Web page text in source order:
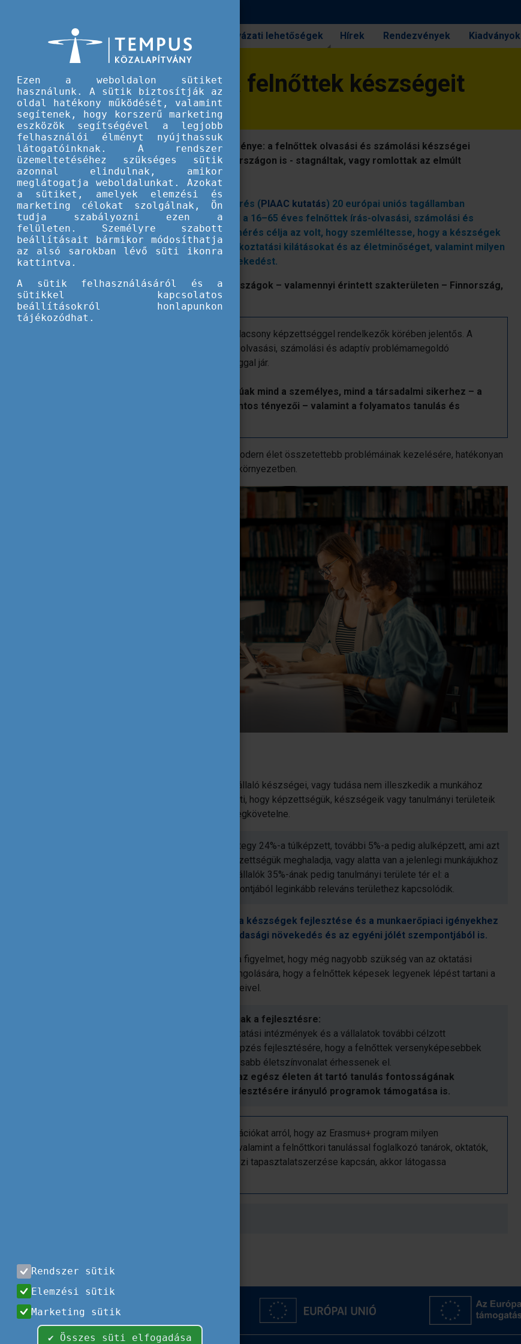
Pályázati lehetőségek Hírek Rendezvények Kiadványok
Újra felmérték a felnőttek készségeit
Újra felmérték a felnőttek készségeit
A 2023-as nemzetközi kutatás eredménye: a felnőttek olvasási és számolási készségei
számos országban - köztük Magyarországon is - stagnáltak, vagy romlottak az elmúlt
évtizedben.
Az átfogó felnőttkori készség-felmérés (PIAAC kutatás) 20 európai uniós tagállamban
(összesen 31 országban) – mérte fel a 16–65 éves felnőttek írás-olvasási, számolási és
problémamegoldó készségeit. A felmérés célja az volt, hogy szemléltesse, hogy a készségek
fejlesztése hogyan javíthatja a foglalkoztatási kilátásokat és az életminőséget, valamint milyen
módon lendítheti fel a gazdasági növekedést.
A legjobban teljesítő európai uniós országok – valamennyi érintett szakterületen – Finnország,
Hollandia és Svédország voltak.
A készségek romlása különösen az alacsony képzettséggel rendelkezők körében jelentős. A
magasabb iskolai végzettség az írás-olvasási, számolási és adaptív problémamegoldó
készségekben való nagyobb jártassággal jár.
Ezek a készségek kulcsfontosságúak mind a személyes, mind a társadalmi sikerhez – a
foglalkoztathatóság és a bérek fontos tényezői – valamint a folyamatos tanulás és
A képzett felnőttek felkészültebbek a modern élet összetettebb problémáinak kezelésére, hatékonyan
navigálnak a mai, információban gazdag környezetben.
számos munkavállaló készségei, vagy tudása nem illeszkedik a munkához
szükséges készségekhez, ami azt jelenti, hogy képzettségük, készségeik vagy tanulmányi területeik
eltérnek attól, amit jelenlegi munkájuk megkövetelne.
Magyarországon a munkavállalók mintegy 24%-a túlképzett, további 5%-a pedig alulképzett, ami azt
jelenti, hogy legmagasabb iskolai végzettségük meghaladja, vagy alatta van a jelenlegi munkájukhoz
szükséges készségeknek. A munkavállalók 35%-ának pedig tanulmányi területe tér el: a
képzettségük nem a munkájuk szempontjából leginkább releváns területhez kapcsolódik.
A felmérés rávilágít tehát arra, hogy a készségek fejlesztése és a munkaerőpiaci igényekhez
való igazítása kulcsfontosságú a gazdasági növekedés és az egyéni jólét szempontjából is.
A felmérés eredményei arra is felhívják a figyelmet, hogy még nagyobb szükség van az oktatási
rendszerek és a munkaerőpiac összehangolására, hogy a felnőttek képesek legyenek lépést tartani a
folyamatosan változó világ követelményeivel.
Az eredmények lehetőséget kínálnak a fejlesztésre:
az érintett országok kormányai, az oktatási intézmények és a vállalatok további célzott
intézkedéseket hozhatnak a felnőttképzés fejlesztésére, hogy a felnőttek versenyképesebbek
legyenek a munkaerő-piacon és magasabb életszínvonalat érhessenek el.
az egész életen át tartó tanulás fontosságának
a készségek fejlesztésére irányuló programok támogatása is.
Amennyiben szívesen olvasna információkat arról, hogy az Erasmus+ program milyen
lehetőségeket nyújt a felnőtt tanulók, valamint a felnőttkori tanulással foglalkozó tanárok, oktatók,
szakemberek, munkatársak nemzetközi tapasztalatszerzése kapcsán, akkor látogassa
Ezen a weboldalon sütiket
használunk. A sütik biztosítják az
oldal hatékony működését, valamint
segítenek, hogy korszerű marketing
eszközök segítségével a legjobb
felhasználói élményt nyújthassuk
látogatóinknak. A rendszer
üzemeltetéséhez szükséges sütik
azonnal elindulnak, amikor
meglátogatja weboldalunkat. Azokat
a sütiket, amelyek elemzési és
marketing célokat szolgálnak, Ön
tudja szabályozni ezen a
felületen. Személyre szabott
beállításait bármikor módosíthatja
az alsó sarokban lévő süti ikonra
kattintva.
A sütik felhasználásáról és a
sütikkel kapcsolatos
beállításokról honlapunkon
tájékozódhat.
Rendszer sütik
Elemzési sütik
Marketing sütik
✔ Összes süti elfogadása